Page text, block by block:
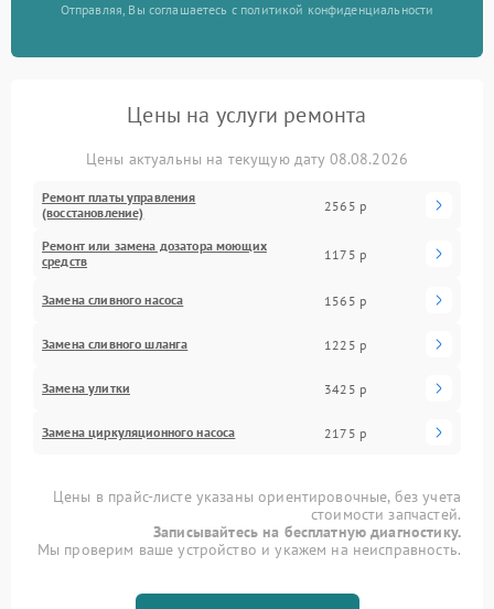
Отправляя, Вы соглашаетесь с политикой конфиденциальности
Цены на услуги ремонта
Цены актуальны на текущую дату 08.08.2026
Ремонт платы управления
(восстановление)
2565 р
Ремонт или замена дозатора моющих
средств
1175 р
Замена сливного насоса 1565 р
Замена сливного шланга 1225 р
Замена улитки 3425 р
Замена циркуляционного насоса 2175 р
Цены в прайс-листе указаны ориентировочные, без учета
стоимости запчастей.
Записывайтесь на бесплатную диагностику.
Мы проверим ваше устройство и укажем на неисправность.